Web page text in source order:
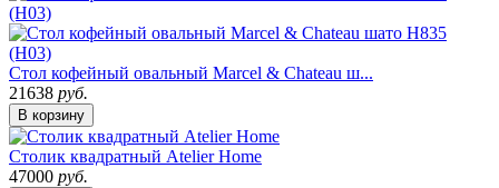
Стол кофейный овальный Marcel & Chateau ш...
21638 руб.
В корзину
Столик квадратный Atelier Home
47000 руб.